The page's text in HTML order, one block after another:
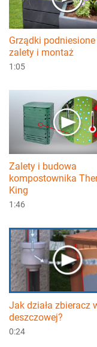
Grządki podniesione
zalety i montaż
1:05
Zalety i budowa
kompostownika
King
1:46
Jak działa zbieracz
deszczowej?
0:24